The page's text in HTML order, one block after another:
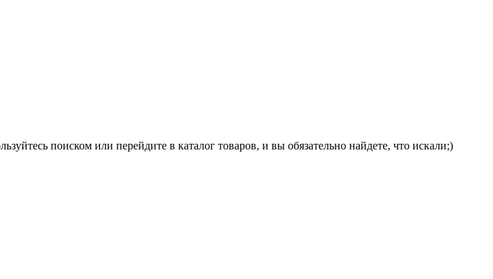
поиском или перейдите в каталог товаров, и вы обязательно найдете, что искали;)